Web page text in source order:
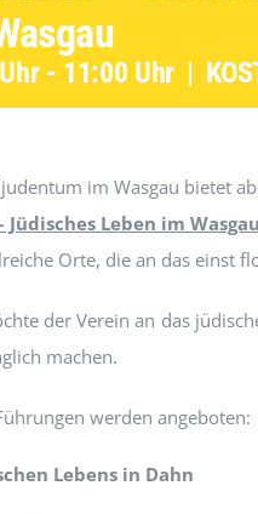
- 11:00 Uhr |
im Wasgau bietet
Leben im Wasgau
Orte, die an das einst
der Verein an das
machen.
werden angeboten:
Lebens in Dahn